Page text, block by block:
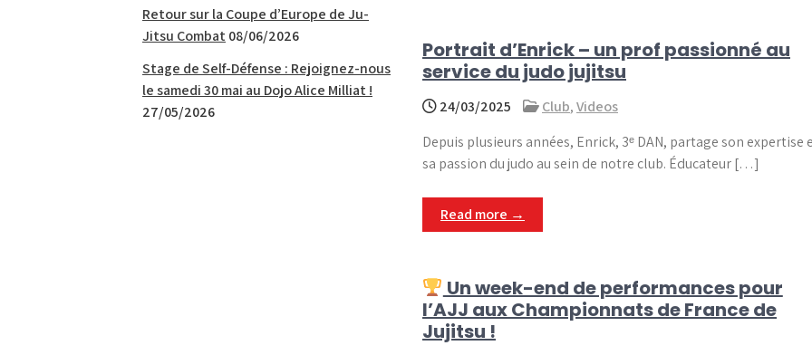
Portrait d’Enrick – un prof passionné au
service du judo jujitsu
24/03/2025 Club,Videos
Depuis plusieurs années, Enrick, 3ᵉ DAN, partage son expertise
sa passion du judo au sein de notre club. Éducateur […]
Read more →
Un week-end de performances pour
l’AJJ aux Championnats de France de
Jujitsu !
Retour sur la Coupe d’Europe de Ju-
Jitsu Combat 08/06/2026
Stage de Self-Défense : Rejoignez-nous
le samedi 30 mai au Dojo Alice Milliat !
27/05/2026